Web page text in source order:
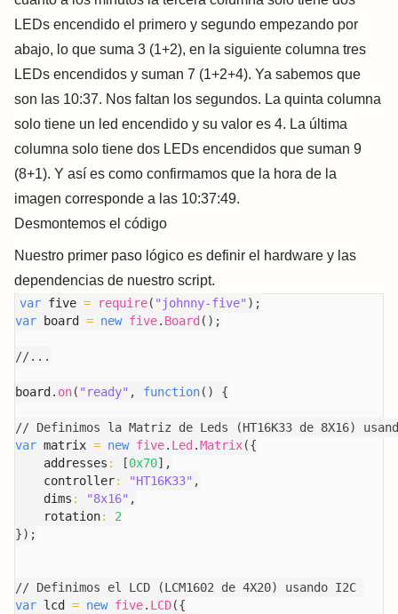
LEDs encendido el primero y segundo empezando por
abajo, lo que suma 3 (1+2), en la siguiente columna tres
LEDs encendidos y suman 7 (1+2+4). Ya sabemos que
son las 10:37. Nos faltan los segundos. La quinta columna
solo tiene un led encendido y su valor es 4. La última
columna solo tiene dos LEDs encendidos que suman 9
(8+1). Y así es como confirmamos que la hora de la
imagen corresponde a las 10:37:49.
Desmontemos el código
Nuestro primer paso lógico es definir el hardware y las
dependencias de nuestro script.
var five = require( "johnny-five" ) ;
var board = new five. Board ( ) ;
//...
board . on( "ready" , function( ) {
// Definimos la Matriz de Leds (HT16K33 de 8X16)
var matrix = new five. Led .Matrix({
    addresses
: [0x70] ,
    controller
: "HT16K33" ,
    dims
: "8x16" ,
    rotation
:
2
}) ;
// Definimos el LCD (LCM1602 de 4X20) usando I2C
var lcd = new five. LCD({